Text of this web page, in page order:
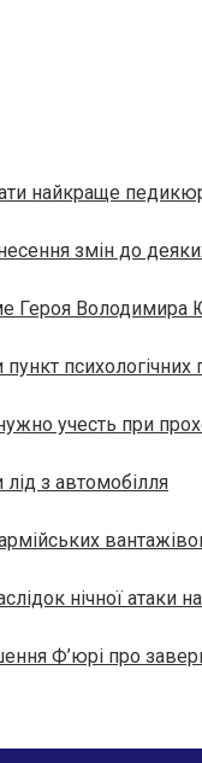
найкраще
змін до
Героя Володимира
психологічних
учесть при
з автомобілля
нічної атаки
Ф’юрі про